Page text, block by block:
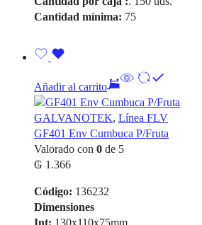
Cantidad mínima: 75
Añadir al carrito
GALVANOTEK, Línea FLV
GF401 Env Cumbuca P/Fruta
Valorado con 0 de 5
₲ 1.366
Código: 136232
Dimensiones